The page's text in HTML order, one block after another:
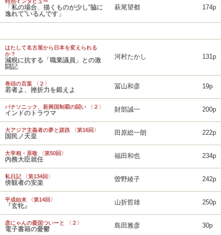
「私の場合、描くものが少し“脇に
逸れて”いるんです」
萩尾望都 174p
はたして名古屋から日本を変えられる
か？
減税に抗する「職業議員」との激
闘記
河村たかし 131p
巻頭の言葉 〈２〉
若者よ、挫折力を鍛えよ 冨山和彦 19p
パナソニック、新興国制覇の闘い 〈２〉
インドのトラウマ 財部誠一 200p
大アジア主義者の夢と蹉跌 〈第16回〉
国民ノ天皇 田原総一朗 222p
大宰相・原敬 〈第50回〉
内務大臣就任 福田和也 234p
私日記 〈第134回〉
傍観者の安楽 曽野綾子 242p
平成始末 〈第14回〉
『玄牝』 山折哲雄 250p
彦にゃんの憂国ついーと 〈２〉
電子書籍の憂鬱 島田雅彦 30p